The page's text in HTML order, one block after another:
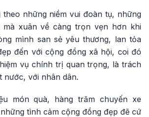
theo những niềm vui đoàn tụ, những
mà xuân về càng trọn vẹn hơn khi
mình san sẻ yêu thương, lan tỏa
đến với cộng đồng xã hội, coi đó
vụ chính trị quan trọng, là trách
nước, với nhân dân.
món quà, hàng trăm chuyến xe
tình cảm cộng đồng đẹp đẽ cứ